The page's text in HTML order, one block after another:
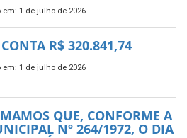
em: 1 de julho de 2026
R$ 320.841,74
em: 1 de julho de 2026
QUE, CONFORME A
Nº 264/1972, O DIA